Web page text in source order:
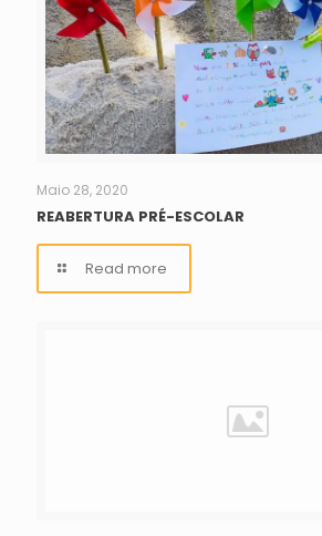
Maio 28, 2020
REABERTURA PRÉ-ESCOLAR
Read more